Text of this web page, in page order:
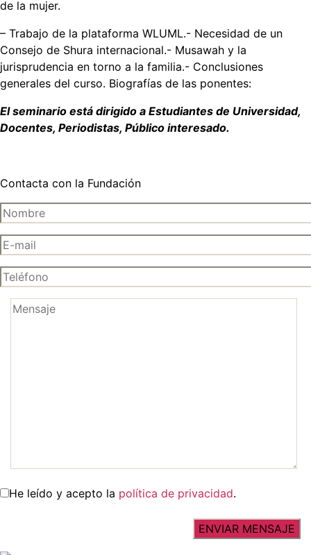
de la mujer.
– Trabajo de la plataforma WLUML.- Necesidad de un
Consejo de Shura internacional.- Musawah y la
jurisprudencia en torno a la familia.- Conclusiones
generales del curso. Biografías de las ponentes:
El seminario está dirigido a Estudiantes de Universidad,
Docentes, Periodistas, Público interesado.
Contacta con la Fundación
He leído y acepto la política de privacidad.